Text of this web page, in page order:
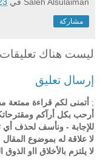
مشاركة
ليست هناك
إرسال تعليق
; أتمنى لكم قراءة ممتعة
أرحب بكل أرآكم
للإجابة - ونأسف لحذف أي
لا علاقة له بموضوع المقال
لا يلتزم بالأخلاق ااو الذوق